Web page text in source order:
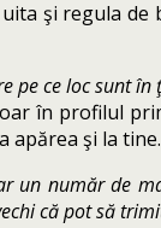
şi regula de
pe ce loc sunt în
în profilul
apărea şi la tine.
un număr de
că pot să